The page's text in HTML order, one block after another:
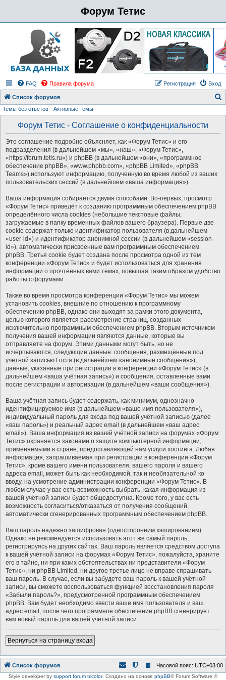
Форум Тетис
FAQ Правила форума Вход
Регистрация
Список форумов
Темы без ответов Активные темы
Форум Тетис - Соглашение о конфиденциальности
Это соглашение подробно объясняет, как «Форум Тетис» и его
подразделения (в дальнейшем «мы», «наш», «Форум Тетис»,
«https://forum.tetis.ru») и phpBB (в дальнейшем «они», «программное
обеспечение phpBB», «www.phpbb.com», «phpBB Limited», «phpBB
Teams») используют информацию, полученную во время любой из ваших
пользовательских сессий (в дальнейшем «ваша информация»).
Ваша информация собирается двумя способами. Во-первых, просмотр
«Форум Тетис» приведёт к созданию программным обеспечением phpBB
определённого числа cookies (небольшие текстовые файлы,
загружаемые в папку временных файлов вашего браузера). Первые две
cookie содержат только идентификатор пользователя (в дальнейшем
«user-id») и идентификатор анонимной сессии (в дальнейшем «session-
id»), автоматически присвоенные вам программным обеспечением
phpBB. Третья cookie будет создана после просмотра одной из тем
конференции «Форум Тетис» и будет использоваться для хранения
информации о прочтённых вами темах, повышая таким образом удобство
работы с форумами.
Также во время просмотра конференции «Форум Тетис» мы можем
установить cookies, внешние по отношению к программному
обеспечению phpBB, однако они выходят за рамки этого документа,
целью которого является рассмотрение страниц, созданных
исключительно программным обеспечением phpBB. Вторым источником
получения вашей информации являются данные, которые вы
отправляете на форум. Этими данными могут быть, но не
исчерпываются, следующие данные: сообщения, размещённые под
учётной записью Гостя (в дальнейшем «анонимные сообщения»),
данные, указанные при регистрации в конференции «Форум Тетис» (в
дальнейшем «ваша учётная запись») и сообщения, оставленные вами
после регистрации и авторизации (в дальнейшем «ваши сообщения»).
Ваша учётная запись будет содержать, как минимум, однозначно
идентифицируемое имя (в дальнейшем «ваше имя пользователя»),
индивидуальный пароль для входа под вашей учётной записью (далее
«ваш пароль») и реальный адрес email (в дальнейшем «ваш адрес
email»). Ваша информация из вашей учётной записи на форумах «Форум
Тетис» охраняется законами о защите компьютерной информации,
применяемыми в стране, предоставляющей нам услуги хостинга. Любая
информация, запрашиваемая при регистрации в конференции «Форум
Тетис», кроме вашего имени пользователя, вашего пароля и вашего
адреса email, может быть как необходимой, так и необязательной ко
вводу, на усмотрение администрации конференции «Форум Тетис». В
любом случае у вас есть возможность выбрать, какая информация из
вашей учётной записи будет общедоступна. Кроме того, у вас есть
возможность согласиться/отказаться от получения сообщений,
автоматически сгенерированных программным обеспечением phpBB.
Ваш пароль надёжно зашифрован (односторонним хэшированием).
Однако не рекомендуется использовать этот же самый пароль,
регистрируясь на других сайтах. Ваш пароль является средством доступа
к вашей учётной записи на форумах «Форум Тетис», пожалуйста, храните
его в тайне, ни при каких обстоятельствах ни представители «Форум
Тетис», ни phpBB Limited, ни другое третье лицо не вправе спрашивать
ваш пароль. В случае, если вы забудете ваш пароль к вашей учётной
записи, вы сможете воспользоваться функцией восстановления пароля
«Забыли пароль?», предусмотренной программным обеспечением
phpBB. Вам будет необходимо ввести ваше имя пользователя и ваш
адрес email, после чего программное обеспечение phpBB сгенерирует
вам новый пароль для вашей учётной записи.
Вернуться на страницу входа
Список форумов Часовой пояс: UTC+03:00
Style developer by support forum tricolor, Создано на основе phpBB® Forum Software ©